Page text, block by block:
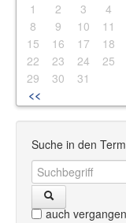
1
2 3 4
8
9 10 11
15
16 17 18
22
23 24 25
29
30
31
<<
Suche in den
auch